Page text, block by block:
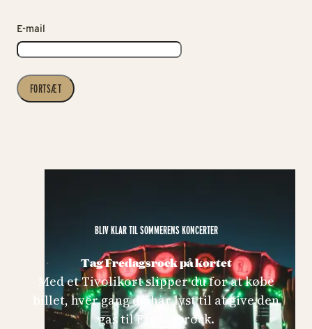
E-mail
FORTSÆT
Tag Fredagsrock på kortet
BLIV KLAR TIL SOMMERENS KONCERTER
Med et Tivolikort slipper du for at købe
billet, hver gang du har lyst til at give den
gas til Fredagsrock.